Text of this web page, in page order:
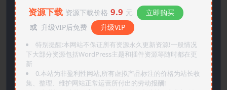
资源下载 资源下载价格 9.9 元
立即购买
或 升级VIP后免费 升级VIP
特别提醒:本网站不保证所有资源永久更新资源!一般情况
下大部分资源包括WordPress主题和插件资源等随时都在更
新
0.本站为非盈利性网站,所有虚拟产品标注的价格为站长收
集、整理、维护网站正常运营所付出的劳动报酬!